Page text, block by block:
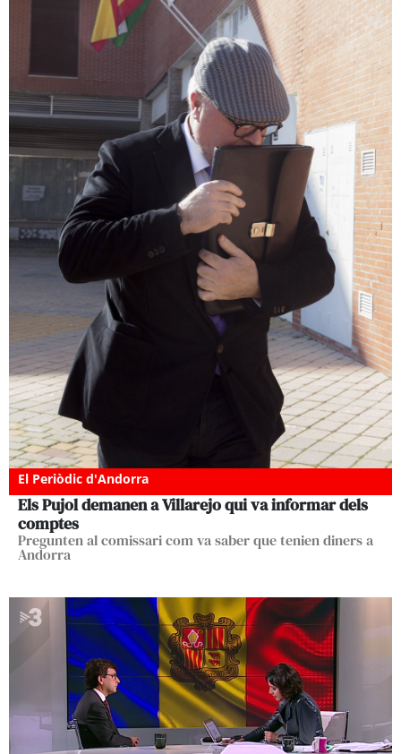
El Periòdic d'Andorra
Els Pujol demanen a Villarejo qui va informar dels
comptes
Pregunten al comissari com va saber que tenien diners a
Andorra